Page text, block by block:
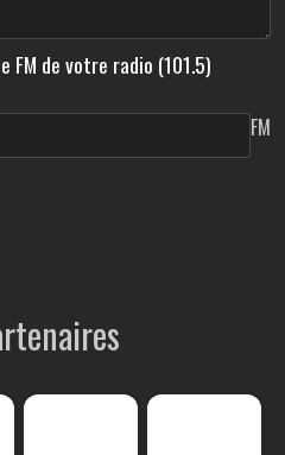
FM de votre radio (101.5)
FM